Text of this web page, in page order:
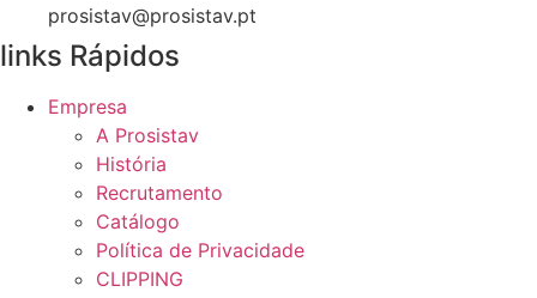
prosistav@prosistav.pt
links Rápidos
Empresa
A Prosistav
História
Recrutamento
Catálogo
Política de Privacidade
CLIPPING